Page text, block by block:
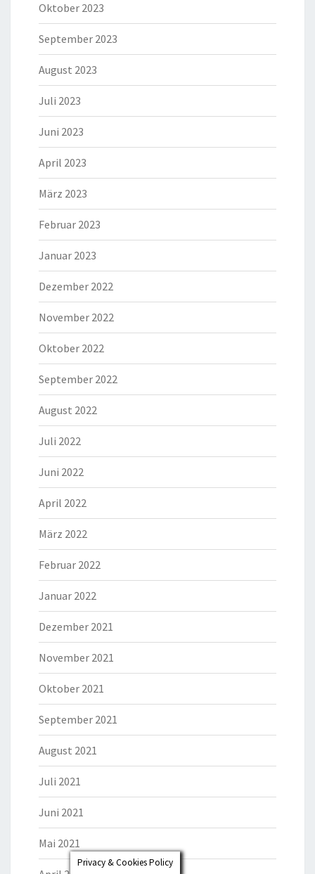
Oktober 2023
September 2023
August 2023
Juli 2023
Juni 2023
April 2023
März 2023
Februar 2023
Januar 2023
Dezember 2022
November 2022
Oktober 2022
September 2022
August 2022
Juli 2022
Juni 2022
April 2022
März 2022
Februar 2022
Januar 2022
Dezember 2021
November 2021
Oktober 2021
September 2021
August 2021
Juli 2021
Juni 2021
Mai 2021
Privacy & Cookies Policy